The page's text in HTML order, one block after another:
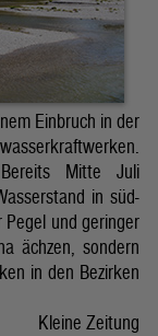
Einbruch in der
Mitte Juli
in süd-
Pegel und geringer
ächzen, sondern
in den Bezirken
Kleine Zeitung